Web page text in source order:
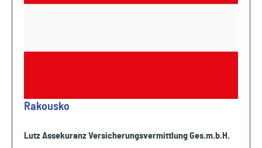
Rakousko
Lutz Assekuranz Versicherungsvermittlung Ges.m.b.H.